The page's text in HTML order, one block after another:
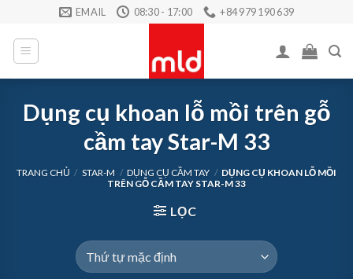
content
EMAIL 08:30 - 17:00 +84 979 190 639
Dụng cụ khoan lỗ mồi trên gỗ
cầm tay Star-M 33
TRANG CHỦ / STAR-M / DỤNG CỤ CẦM TAY / DỤNG CỤ KHOAN LỖ MỒI
TRÊN GỖ CẦM TAY STAR-M 33
LỌC